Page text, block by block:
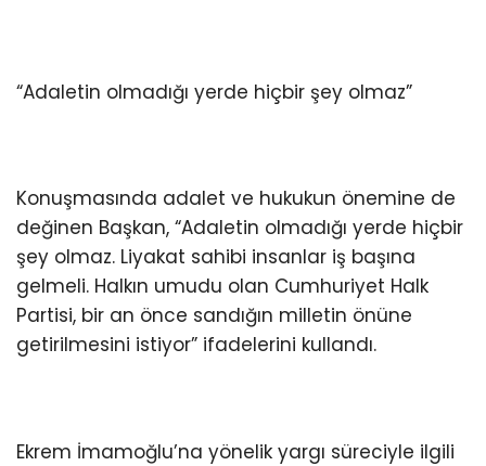
“Adaletin olmadığı yerde hiçbir şey olmaz”
Konuşmasında adalet ve hukukun önemine de
değinen Başkan, “Adaletin olmadığı yerde hiçbir
şey olmaz. Liyakat sahibi insanlar iş başına
gelmeli. Halkın umudu olan Cumhuriyet Halk
Partisi, bir an önce sandığın milletin önüne
getirilmesini istiyor” ifadelerini kullandı.
Ekrem İmamoğlu’na yönelik yargı süreciyle ilgili